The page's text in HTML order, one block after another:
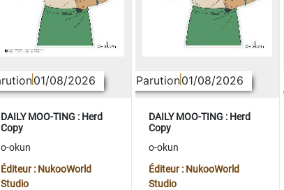
01/08/2026
DAILY MOO-TING : Herd
Copy
o-okun
Éditeur : NukooWorld
Studio
Parution01/08/2026
DAILY MOO-TING : Herd
Copy
o-okun
Éditeur : NukooWorld
Studio